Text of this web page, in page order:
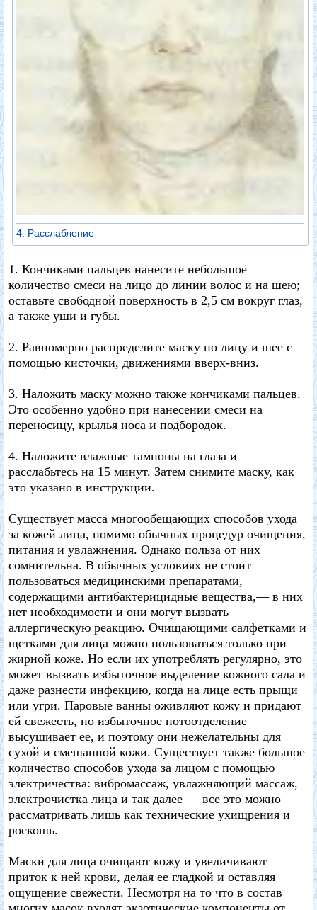
4. Расслабление
1. Кончиками пальцев нанесите небольшое
количество смеси на лицо до линии волос и на шею;
оставьте свободной поверхность в 2,5 см вокруг глаз,
а также уши и губы.
2. Равномерно распределите маску по лицу и шее с
помощью кисточки, движениями вверх-вниз.
3. Наложить маску можно также кончиками пальцев.
Это особенно удобно при нанесении смеси на
переносицу, крылья носа и подбородок.
4. Наложите влажные тампоны на глаза и
расслабьтесь на 15 минут. Затем снимите маску, как
это указано в инструкции.
Существует масса многообещающих способов ухода
за кожей лица, помимо обычных процедур очищения,
питания и увлажнения. Однако польза от них
сомнительна. В обычных условиях не стоит
пользоваться медицинскими препаратами,
содержащими антибактерицидные вещества,— в них
нет необходимости и они могут вызвать
аллергическую реакцию. Очищающими салфетками и
щетками для лица можно пользоваться только при
жирной коже. Но если их употреблять регулярно, это
может вызвать избыточное выделение кожного сала и
даже разнести инфекцию, когда на лице есть прыщи
или угри. Паровые ванны оживляют кожу и придают
ей свежесть, но избыточное потоотделение
высушивает ее, и поэтому они нежелательны для
сухой и смешанной кожи. Существует также большое
количество способов ухода за лицом с помощью
электричества: вибромассаж, увлажняющий массаж,
электрочистка лица и так далее — все это можно
рассматривать лишь как технические ухищрения и
роскошь.
Маски для лица очищают кожу и увеличивают
приток к ней крови, делая ее гладкой и оставляя
ощущение свежести. Несмотря на то что в состав